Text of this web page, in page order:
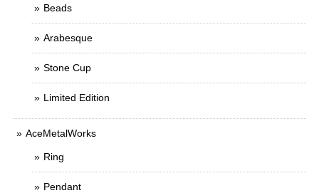
Beads
Arabesque
Stone Cup
Limited Edition
AceMetalWorks
Ring
Pendant